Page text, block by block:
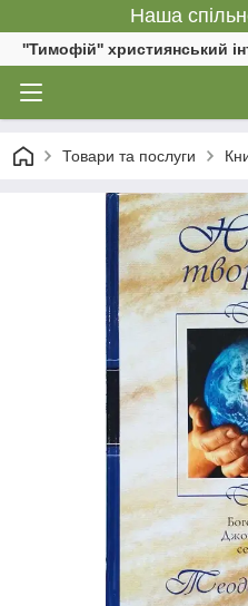
Наша
''Тимофій'' християнський
Товари та послуги